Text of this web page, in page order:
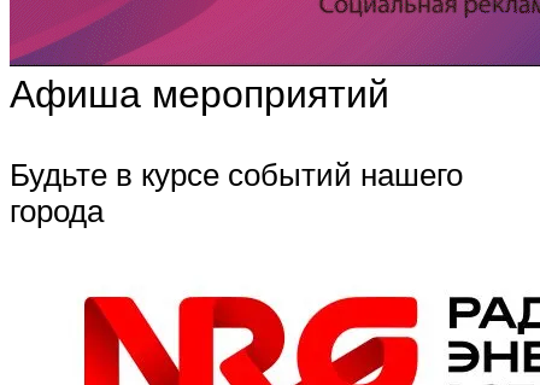
Афиша мероприятий
Будьте в курсе событий нашего
города